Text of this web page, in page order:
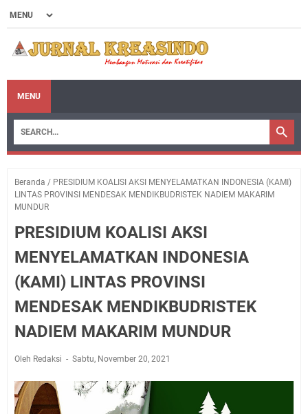
MENU
Beranda / PRESIDIUM KOALISI AKSI MENYELAMATKAN INDONESIA (KAMI)
LINTAS PROVINSI MENDESAK MENDIKBUDRISTEK NADIEM MAKARIM
MUNDUR
PRESIDIUM KOALISI AKSI
MENYELAMATKAN INDONESIA
(KAMI) LINTAS PROVINSI
MENDESAK MENDIKBUDRISTEK
NADIEM MAKARIM MUNDUR
Oleh Redaksi Sabtu, November 20, 2021